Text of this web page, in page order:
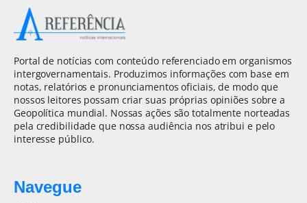
Portal de notícias com conteúdo referenciado em organismos
intergovernamentais. Produzimos informações com base em
notas, relatórios e pronunciamentos oficiais, de modo que
nossos leitores possam criar suas próprias opiniões sobre a
Geopolítica mundial. Nossas ações são totalmente norteadas
pela credibilidade que nossa audiência nos atribui e pelo
interesse público.
Navegue